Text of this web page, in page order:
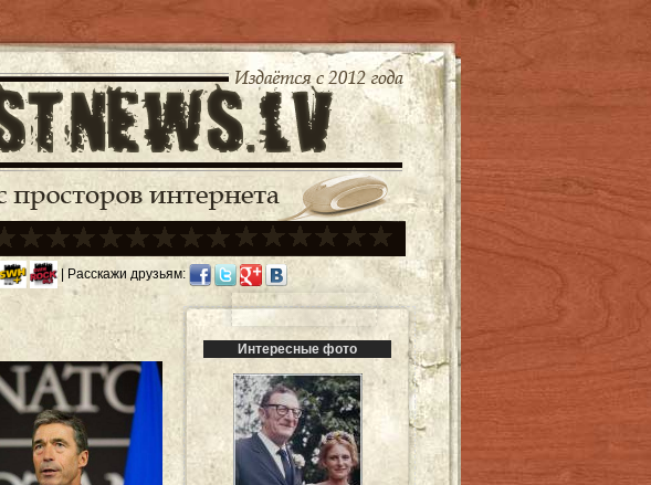
| Расскажи друзьям:
Интересные фото